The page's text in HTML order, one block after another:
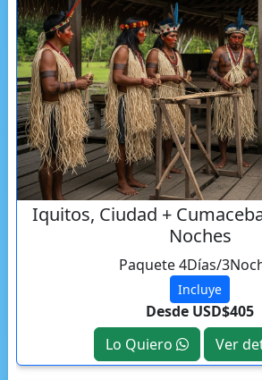
Iquitos, Ciudad +
Noches
Paquete 4Días/
Incluye
Desde USD$405
Lo Quiero
Ver